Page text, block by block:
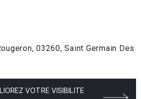
03260, Saint Germain Des
VOTRE VISIBILITE